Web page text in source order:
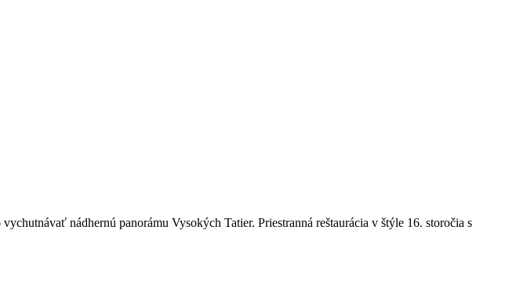
nádhernú panorámu Vysokých Tatier. Priestranná reštaurácia v štýle 16. storočia s